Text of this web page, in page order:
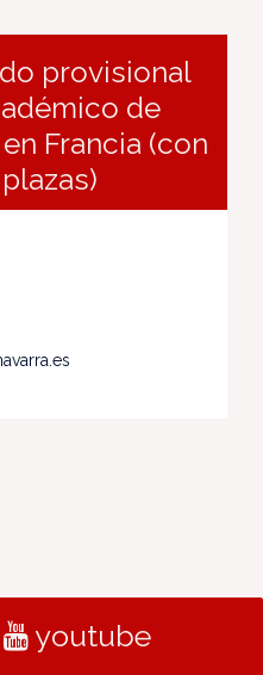
provisional
de
Francia (con
youtube